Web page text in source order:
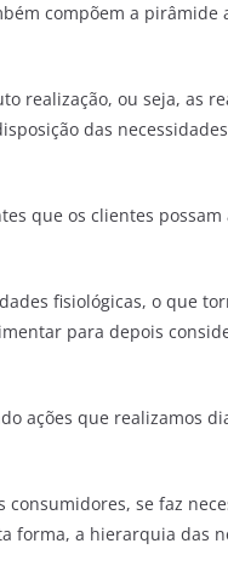
compõem a pirâmide
realização, ou seja, as
das
que os clientes
fisiológicas, o que
para depois
ações que realizamos
se faz
forma, a hierarquia das